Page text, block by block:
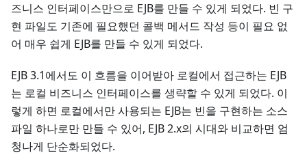
즈니스 인터페이스만으로 EJB를 만들 수 있게 되었다. 빈 구
현 파일도 기존에 필요했던 콜백 메서드 작성 등이 필요 없
어 매우 쉽게 EJB를 만들 수 있게 되었다.
EJB 3.1에서도 이 흐름을 이어받아 로컬에서 접근하는 EJB
는 로컬 비즈니스 인터페이스를 생략할 수 있게 되었다. 이
렇게 하면 로컬에서만 사용되는 EJB는 빈을 구현하는 소스
파일 하나로만 만들 수 있어, EJB 2.x의 시대와 비교하면 엄
청나게 단순화되었다.